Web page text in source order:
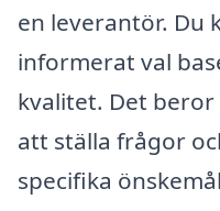
en leverantör. Du
informerat val
kvalitet. Det
att ställa frågor
specifika